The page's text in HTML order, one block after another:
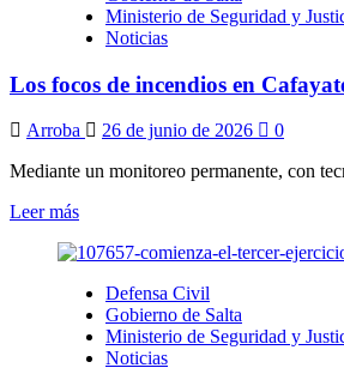
Ministerio de Seguridad y
Noticias
Los focos de incendios en
Arroba 26 de junio de 2026
0
Mediante un monitoreo permanente, con
Leer másLeer
sobre
focos
de
incendios
en
Defensa Civil
Gobierno de Salta
Ministerio de Seguridad y
Noticias